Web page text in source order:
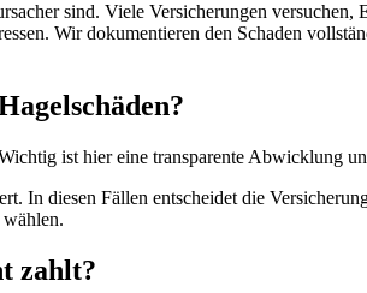
sind. Viele Versicherungen
Wir dokumentieren den Schaden
ist hier eine transparente Abwicklung
In diesen Fällen entscheidet die
wählen.
zahlt?